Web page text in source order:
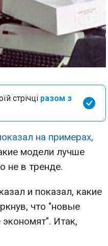
стрічці разом з
на примерах,
модели лучше
не в тренде.
и показал, какие
что "новые
экономят". Итак,